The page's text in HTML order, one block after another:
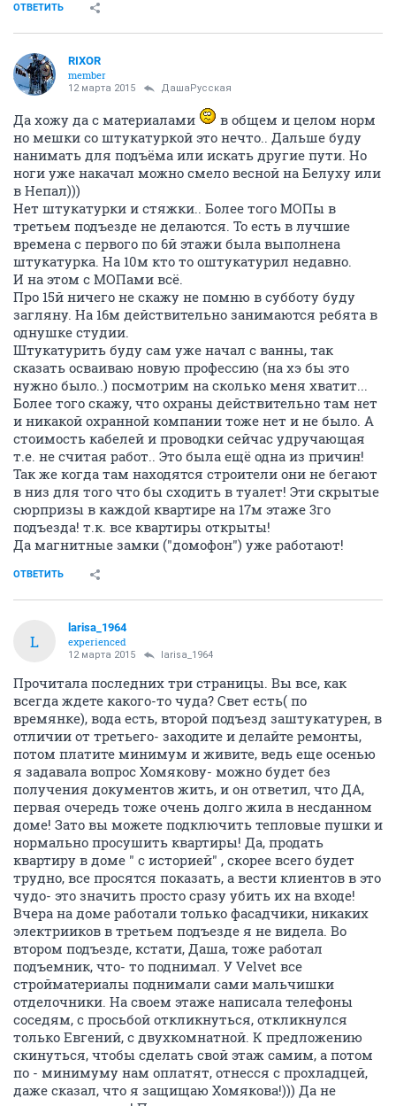
ОТВЕТИТЬ
RIXOR
member
12 марта 2015 ДашаРусская
Да хожу да с материалами
в общем и целом норм
но мешки со штукатуркой это нечто.. Дальше буду
нанимать для подъёма или искать другие пути. Но
ноги уже накачал можно смело весной на Белуху или
в Непал)))
Нет штукатурки и стяжки.. Более того МОПы в
третьем подъезде не делаются. То есть в лучшие
времена с первого по 6й этажи была выполнена
штукатурка. На 10м кто то оштукатурил недавно.
И на этом с МОПами всё.
Про 15й ничего не скажу не помню в субботу буду
загляну. На 16м действительно занимаются ребята в
однушке студии.
Штукатурить буду сам уже начал с ванны, так
сказать осваиваю новую профессию (на хэ бы это
нужно было..) посмотрим на сколько меня хватит...
Более того скажу, что охраны действительно там нет
и никакой охранной компании тоже нет и не было. А
стоимость кабелей и проводки сейчас удручающая
т.е. не считая работ.. Это была ещё одна из причин!
Так же когда там находятся строители они не бегают
в низ для того что бы сходить в туалет! Эти скрытые
сюрпризы в каждой квартире на 17м этаже 3го
подъезда! т.к. все квартиры открыты!
Да магнитные замки ("домофон") уже работают!
ОТВЕТИТЬ
L
larisa_1964
experienced
12 марта 2015 larisa_1964
Прочитала последних три страницы. Вы все, как
всегда ждете какого-то чуда? Свет есть( по
времянке), вода есть, второй подъезд заштукатурен, в
отличии от третьего- заходите и делайте ремонты,
потом платите минимум и живите, ведь еще осенью
я задавала вопрос Хомякову- можно будет без
получения документов жить, и он ответил, что ДА,
первая очередь тоже очень долго жила в несданном
доме! Зато вы можете подключить тепловые пушки и
нормально просушить квартиры! Да, продать
квартиру в доме " с историей" , скорее всего будет
трудно, все просятся показать, а вести клиентов в это
чудо- это значить просто сразу убить их на входе!
Вчера на доме работали только фасадчики, никаких
электрииков в третьем подъезде я не видела. Во
втором подъезде, кстати, Даша, тоже работал
подъемник, что- то поднимал. У Velvet все
стройматериалы поднимали сами мальчишки
отделочники. На своем этаже написала телефоны
соседям, с просьбой откликнуться, откликнулся
только Евгений, с двухкомнатной. К предложению
скинуться, чтобы сделать свой этаж самим, а потом
по - минимуму нам оплатят, отнесся с прохладцей,
даже сказал, что я защищаю Хомякова!))) Да не